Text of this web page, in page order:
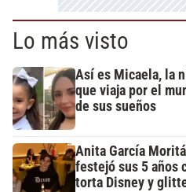
Lo más visto
Así es Micaela, la
que viaja por el
de sus sueños
Anita García
festejó sus 5 años
torta Disney y